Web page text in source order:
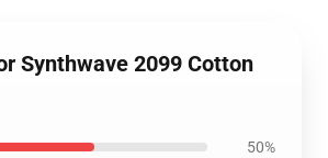
Synthwave 2099 Cotton
50%